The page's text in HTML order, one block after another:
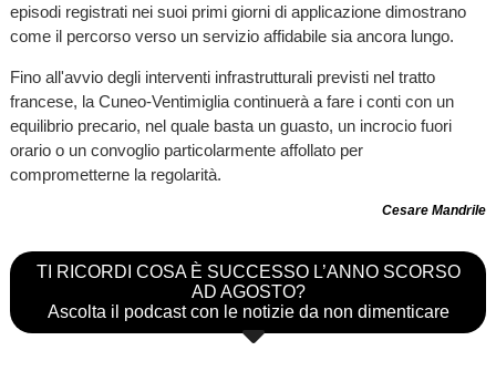
episodi registrati nei suoi primi giorni di applicazione dimostrano
come il percorso verso un servizio affidabile sia ancora lungo.
Fino all'avvio degli interventi infrastrutturali previsti nel tratto
francese, la Cuneo-Ventimiglia continuerà a fare i conti con un
equilibrio precario, nel quale basta un guasto, un incrocio fuori
orario o un convoglio particolarmente affollato per
comprometterne la regolarità.
Cesare Mandrile
TI RICORDI COSA È SUCCESSO L’ANNO SCORSO
AD AGOSTO?
Ascolta il podcast con le notizie da non dimenticare